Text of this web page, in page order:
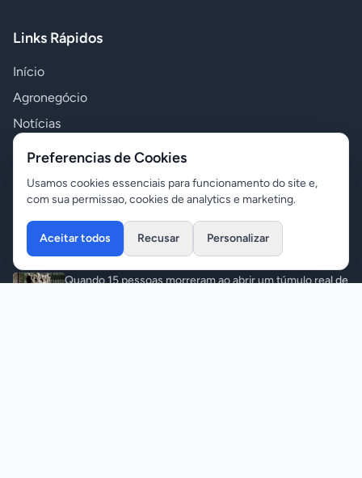
Links Rápidos
Início
Agronegócio
Notícias
Polícia
Política
Variedades
Últimas Notícias
Quando 15 pessoas morreram ao abrir um túmulo real de
Preferencias de Cookies
Usamos cookies essenciais para funcionamento do site e,
com sua permissao, cookies de analytics e marketing.
Aceitar todos Recusar Personalizar